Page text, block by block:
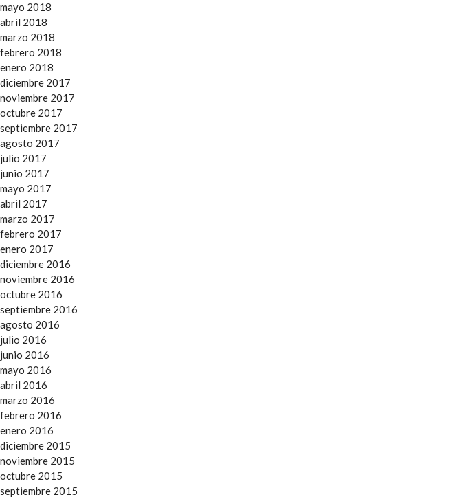
mayo 2018
abril 2018
marzo 2018
febrero 2018
enero 2018
diciembre 2017
noviembre 2017
octubre 2017
septiembre 2017
agosto 2017
julio 2017
junio 2017
mayo 2017
abril 2017
marzo 2017
febrero 2017
enero 2017
diciembre 2016
noviembre 2016
octubre 2016
septiembre 2016
agosto 2016
julio 2016
junio 2016
mayo 2016
abril 2016
marzo 2016
febrero 2016
enero 2016
diciembre 2015
noviembre 2015
octubre 2015
septiembre 2015